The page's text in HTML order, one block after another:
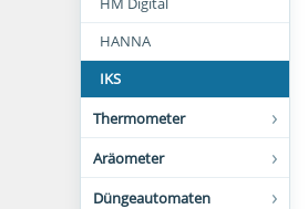
HANNA
IKS
Thermometer
Aräometer
Düngeautomaten